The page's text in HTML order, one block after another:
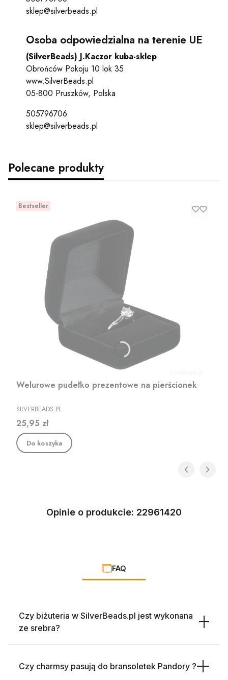
sklep@silverbeads.pl
Osoba odpowiedzialna na terenie UE
(SilverBeads) J.Kaczor kuba-sklep
Obrońców Pokoju 10 lok 35
www.SilverBeads.pl
05-800 Pruszków, Polska
505796706
sklep@silverbeads.pl
Polecane produkty
Bestseller
Welurowe pudełko prezentowe na pierścionek
PRODUCENT
SILVERBEADS.PL
Cena
25,95 zł
Do koszyka
Opinie o produkcie: 22961420
FAQ
Czy biżuteria w SilverBeads.pl jest wykonana
ze srebra?
Czy charmsy pasują do bransoletek Pandory ?